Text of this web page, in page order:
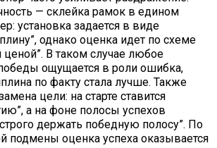
— склейка рамок в едином
установка задается в виде
однако оценка идет по схеме
В таком случае любое
ощущается в роли ошибка,
по факту стала лучше. Также
цели: на старте ставится
а на фоне полосы успехов
держать победную полосу”. По
подмены оценка успеха оказывается